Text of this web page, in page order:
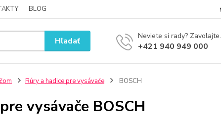
BLOG
Hľadať Neviete si rady? Zavolajte.
+421 940 949 000
Rúry a hadice pre vysávače BOSCH
vysávače BOSCH